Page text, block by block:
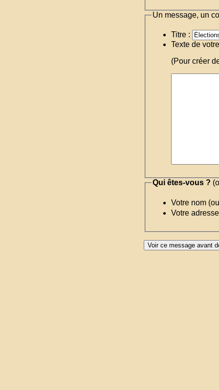
Un message, un
Titre :
Texte de
(Pour créer
Qui êtes-vous ?
Votre nom
Votre